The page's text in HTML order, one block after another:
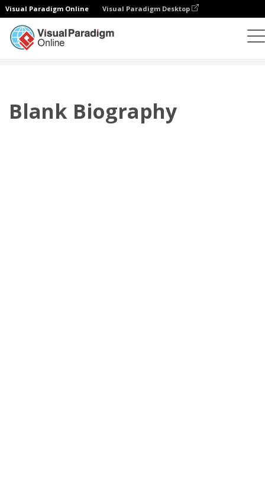
Visual Paradigm Online Visual Paradigm Desktop
Blank Biography